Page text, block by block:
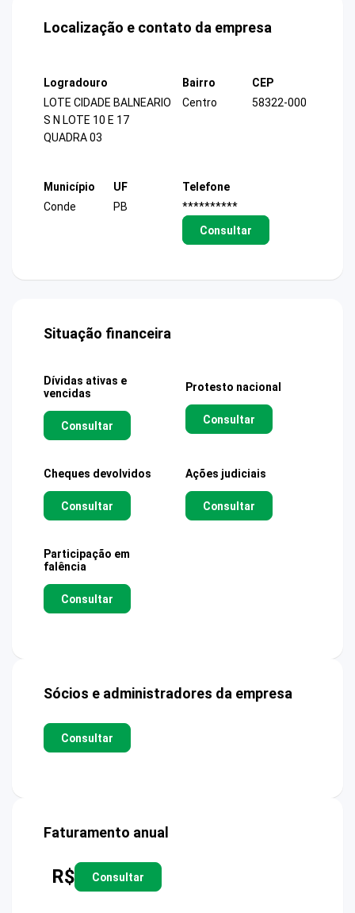
Localização e contato da empresa
Logradouro
LOTE CIDADE BALNEARIO
S N LOTE 10 E 17
QUADRA 03
Bairro
Centro
CEP
58322-000
Município
Conde
UF
PB
Telefone
**********
Consultar
Situação financeira
Dívidas ativas e
vencidas
Consultar
Protesto nacional
Consultar
Cheques devolvidos
Consultar
Ações judiciais
Consultar
Participação em
falência
Consultar
Sócios e administradores da empresa
Consultar
Faturamento anual
R$ Consultar